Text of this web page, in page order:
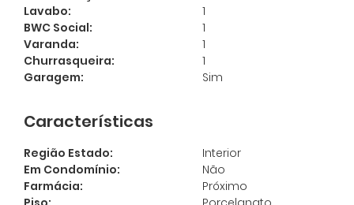
Cadastrar
Lavabo:
1
BWC Social:
1
Varanda:
1
Churrasqueira:
1
Garagem:
Sim
Características
Região Estado:
Interior
Em Condomínio:
Não
Farmácia:
Próximo